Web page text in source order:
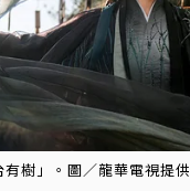
樹」。圖／龍華電視提供